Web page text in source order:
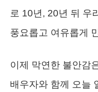
로 10년, 20년 뒤 우
풍요롭고 여유롭게
이제 막연한 불안감
배우자와 함께 오늘